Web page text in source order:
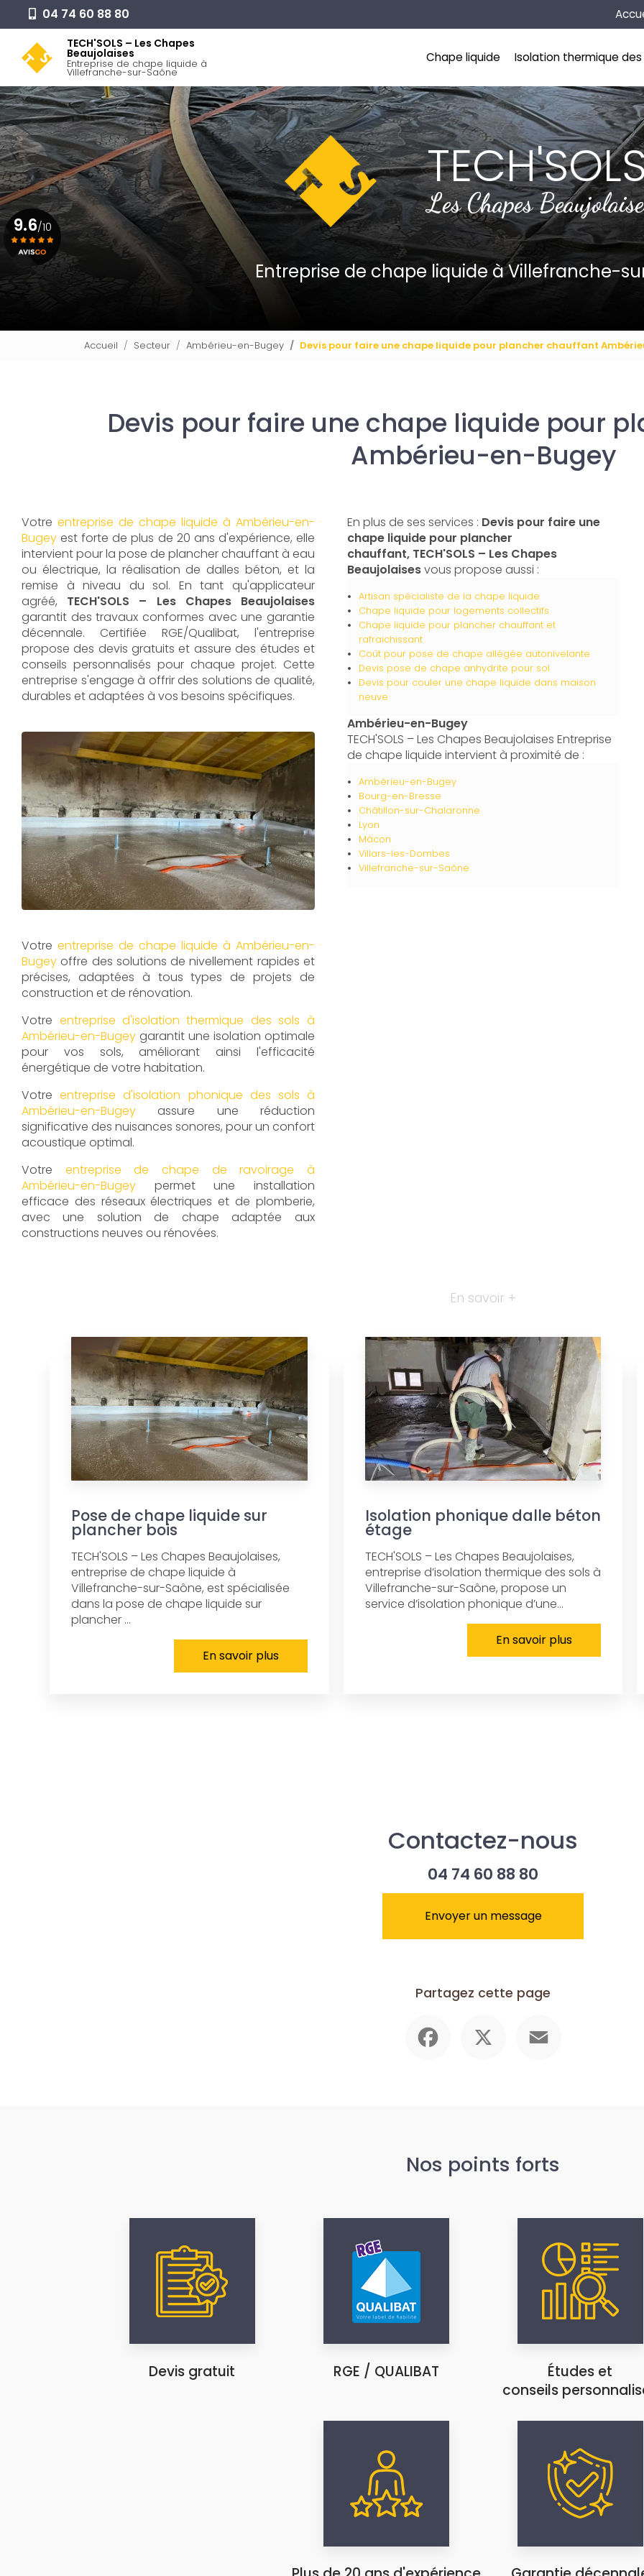
contenu
principal
04 74 60 88 80
TECH'SOLS – Les Chapes
Beaujolaises
Entreprise de chape liquide à
Villefranche-sur-Saône
Chape liquide Isolation thermique des
Les Chapes
Entreprise de chape liquideà Villefranche-
9.6/10
Voir le certificat
Accueil Secteur Ambérieu-en-Bugey Devis pour faire une chape liquide pour plancher chauffant
Devis pour faire une chape liquide pour
Ambérieu-en-Bugey
Votre entreprise de chape liquide à Ambérieu-en-
Bugey est forte de plus de 20 ans d'expérience, elle
intervient pour la pose de plancher chauffant à eau
ou électrique, la réalisation de dalles béton, et la
remise à niveau du sol. En tant qu'applicateur
agréé, TECH'SOLS – Les Chapes Beaujolaises
garantit des travaux conformes avec une garantie
décennale. Certifiée RGE/Qualibat, l'entreprise
propose des devis gratuits et assure des études et
conseils personnalisés pour chaque projet. Cette
entreprise s'engage à offrir des solutions de qualité,
durables et adaptées à vos besoins spécifiques.
Votre entreprise de chape liquide à Ambérieu-en-
Bugey offre des solutions de nivellement rapides et
précises, adaptées à tous types de projets de
construction et de rénovation.
Votre entreprise d'isolation thermique des sols à
Ambérieu-en-Bugey garantit une isolation optimale
pour vos sols, améliorant ainsi l'efficacité
énergétique de votre habitation.
Votreentreprise d'isolation phonique des sols à
Ambérieu-en-Bugey assure une réduction
significative des nuisances sonores, pour un confort
acoustique optimal.
Votre entreprise de chape de ravoirage à
Ambérieu-en-Bugey permet une installation
efficace des réseaux électriques et de plomberie,
avec une solution de chape adaptée aux
constructions neuves ou rénovées.
En plus de ses services : Devis pour faire une
chape liquide pour plancher
chauffant, TECH'SOLS – Les Chapes
Beaujolaisesvous propose aussi :
Artisan spécialiste de la chape liquide
Chape liquide pour logements collectifs
Chape liquide pour plancher chauffant et
rafraichissant
Coût pour pose de chape allégée autonivelante
Devis pose de chape anhydrite pour sol
Devis pour couler une chape liquide dans maison
neuve
Ambérieu-en-Bugey
TECH'SOLS – Les Chapes Beaujolaises Entreprise
de chape liquide intervient à proximité de :
Ambérieu-en-Bugey
Bourg-en-Bresse
Châtillon-sur-Chalaronne
Lyon
Mâcon
Villars-les-Dombes
Villefranche-sur-Saône
En savoir +
Pose de chape liquide sur
plancher bois
TECH'SOLS – Les Chapes Beaujolaises,
entreprise de chape liquide à
Villefranche-sur-Saône, est spécialisée
dans la pose de chape liquide sur
plancher ...
En savoir plus
Isolation phonique dalle béton
étage
TECH'SOLS – Les Chapes Beaujolaises,
entreprise d’isolation thermique des sols à
Villefranche-sur-Saône, propose un
service d’isolation phonique d’une...
En savoir plus
Contactez-nous
04 74 60 88 80
Envoyer un message
Partagez cette page
Nos points forts
Devis gratuit RGE / QUALIBAT
Études et
conseils